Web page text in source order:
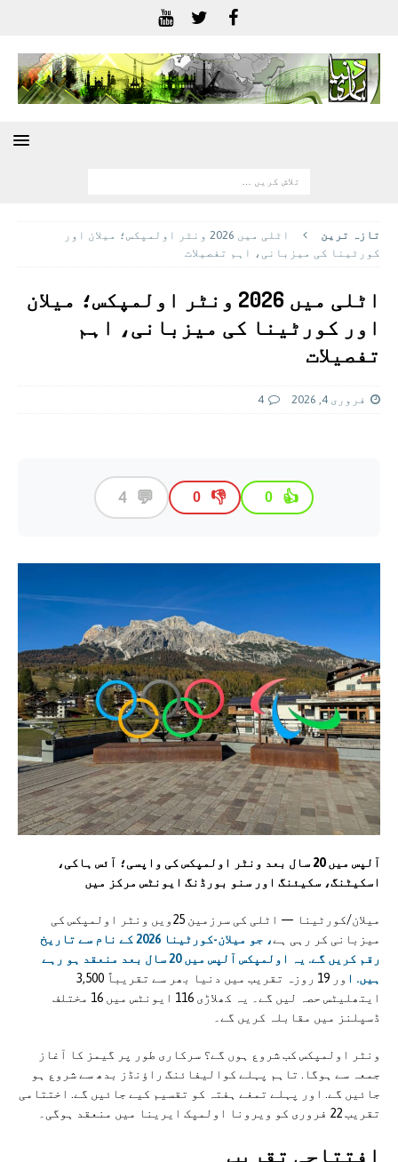
تازہ ترين
اٹلی میں 2026 ونٹر اولمپکس؛ میلان اور
کورٹینا کی میزبانی، اہم تفصیلات
اٹلی میں 2026 ونٹر اولمپکس؛ میلان
اور کورٹینا کی میزبانی، اہم
تفصیلات
فروری 4, 2026 4
👍
0
👎
0
💬
4
آلپس میں 20 سال بعد ونٹر اولمپکس کی واپسی؛ آئس ہاکی،
اسکیٹنگ، سکیئنگ اور سنو بورڈنگ ایونٹس مرکز میں
میلان/کورٹینا — اٹلی کی سرزمین 25ویں ونٹر اولمپکس کی
میزبانی کر رہی ہے
، جو میلان-کورٹینا 2026 کے نام سے تاریخ
رقم کریں گے. یہ اولمپکس آلپس میں 20 سال بعد منعقد ہو رہے
ہیں. ا
ور 19 روزہ تقریب میں دنیا بھر سے تقریباً 3,500
ایتھلیٹس حصہ لیں گے۔ یہ کھلاڑی 116 ایونٹس میں 16 مختلف
ڈسپلنز میں مقابلہ کریں گے۔
ونٹر اولمپکس کب شروع ہوں گے؟ سرکاری طور پر گیمز کا آغاز
جمعہ سے ہوگا. تاہم پہلے کوالیفائنگ راؤنڈز بدھ سے شروع ہو
جائیں گے. اور پہلے تمغے ہفتہ کو تقسیم کیے جائیں گے. اختتامی
تقریب 22 فروری کو ویرونا اولمپک ایرینا میں منعقد ہوگی۔
افتتاحی تقریب